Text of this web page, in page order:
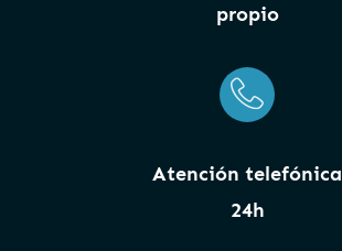
propio
Atención telefónica
24h